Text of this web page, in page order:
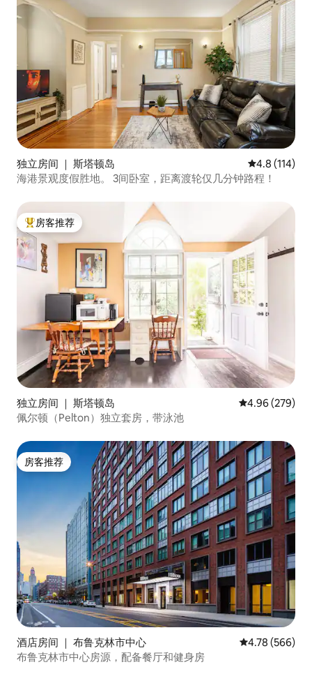
独立房间 ｜ 斯塔顿岛 平均评分 4.8
4.8 (114)
海港景观度假胜地。 3间卧室，距离渡轮仅几分钟路程！
热门「房客推荐」
房客推荐
独立房间 ｜ 斯塔顿岛 平均评分 4.96
4.96 (279)
佩尔顿（Pelton）独立套房，带泳池
房客推荐
房客推荐
酒店房间 ｜ 布鲁克林市中心 平均评分 4.78
4.78 (566)
布鲁克林市中心房源，配备餐厅和健身房